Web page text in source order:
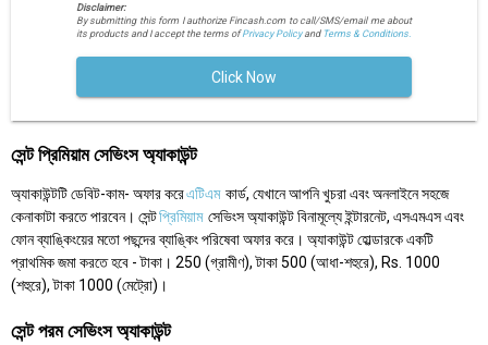
Disclaimer:
By submitting this form I authorize Fincash.com to call/SMS/email me about
its products and I accept the terms ofPrivacy Policyand Terms & Conditions.
Click Now
সেন্ট প্রিমিয়াম সেভিংস অ্যাকাউন্ট
অ্যাকাউন্টটি ডেবিট-কাম- অফার করেএটিএম কার্ড, যেখানে আপনি খুচরা এবং অনলাইনে সহজে
কেনাকাটা করতে পারবেন। সেন্টপ্রিমিয়াম সেভিংস অ্যাকাউন্ট বিনামূল্যে ইন্টারনেট, এসএমএস এবং
ফোন ব্যাঙ্কিংয়ের মতো পছন্দের ব্যাঙ্কিং পরিষেবা অফার করে। অ্যাকাউন্ট হোল্ডারকে একটি
প্রাথমিক জমা করতে হবে - টাকা। 250 (গ্রামীণ), টাকা 500 (আধা-শহুরে), Rs. 1000
(শহুরে), টাকা 1000 (মেট্রো)।
সেন্ট পরম সেভিংস অ্যাকাউন্ট